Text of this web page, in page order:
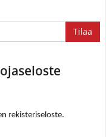
rekisteriseloste.